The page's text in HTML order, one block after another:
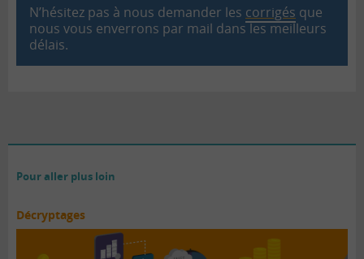
N’hésitez pas à nous demander les corrigés que
nous vous enverrons par mail dans les meilleurs
délais.
Pour aller plus loin
Décryptages